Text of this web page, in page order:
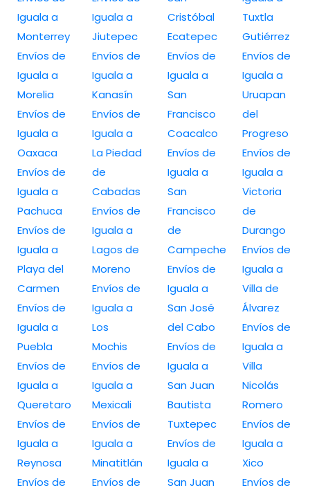
Iguala a
Monterrey
Envíos de
Iguala a
Morelia
Envíos de
Iguala a
Oaxaca
Envíos de
Iguala a
Pachuca
Envíos de
Iguala a
Playa del
Carmen
Envíos de
Iguala a
Puebla
Envíos de
Iguala a
Queretaro
Envíos de
Iguala a
Reynosa
Envíos de
Iguala a
Jiutepec
Envíos de
Iguala a
Kanasín
Envíos de
Iguala a
La Piedad
de
Cabadas
Envíos de
Iguala a
Lagos de
Moreno
Envíos de
Iguala a
Los
Mochis
Envíos de
Iguala a
Mexicali
Envíos de
Iguala a
Minatitlán
Envíos de
Cristóbal
Ecatepec
Envíos de
Iguala a
San
Francisco
Coacalco
Envíos de
Iguala a
San
Francisco
de
Campeche
Envíos de
Iguala a
San José
del Cabo
Envíos de
Iguala a
San Juan
Bautista
Tuxtepec
Envíos de
Iguala a
San Juan
Tuxtla
Gutiérrez
Envíos de
Iguala a
Uruapan
del
Progreso
Envíos de
Iguala a
Victoria
de
Durango
Envíos de
Iguala a
Villa de
Álvarez
Envíos de
Iguala a
Villa
Nicolás
Romero
Envíos de
Iguala a
Xico
Envíos de